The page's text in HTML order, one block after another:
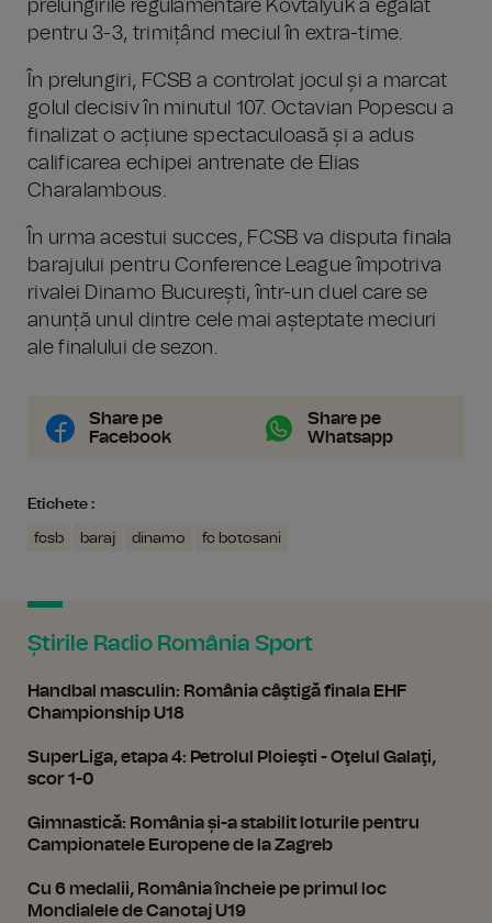
prelungirile regulamentare Kovtalyuk a egalat
pentru 3-3, trimițând meciul în extra-time.
În prelungiri, FCSB a controlat jocul și a marcat
golul decisiv în minutul 107. Octavian Popescu a
finalizat o acțiune spectaculoasă și a adus
calificarea echipei antrenate de Elias
Charalambous.
În urma acestui succes, FCSB va disputa finala
barajului pentru Conference League împotriva
rivalei Dinamo București, într-un duel care se
anunță unul dintre cele mai așteptate meciuri
ale finalului de sezon.
Share pe
Facebook
Share pe
Whatsapp
Etichete :
fcsb baraj dinamo fc botosani
Știrile Radio România Sport
Handbal masculin: România câştigă finala EHF
Championship U18
SuperLiga, etapa 4: Petrolul Ploieşti - Oţelul Galaţi,
scor 1-0
Gimnastică: România și-a stabilit loturile pentru
Campionatele Europene de la Zagreb
Cu 6 medalii, România încheie pe primul loc
Mondialele de Canotaj U19